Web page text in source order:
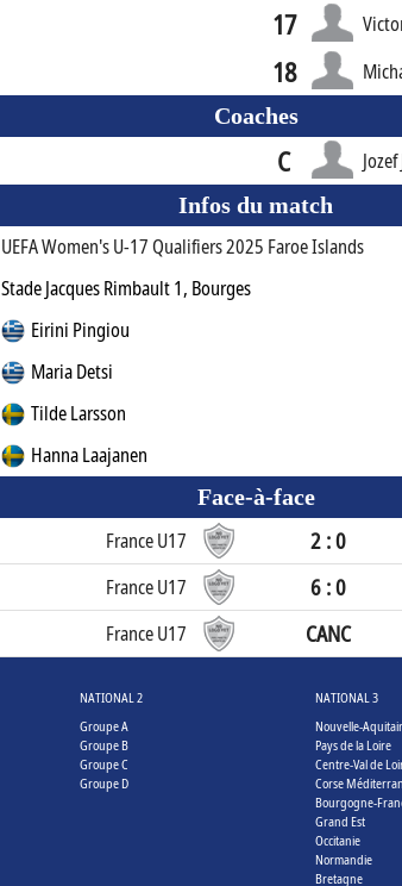
17
18
Coaches
C
Infos du match
UEFA Women's U-17 Qualifiers 2025 Faroe Islands
Stade Jacques Rimbault 1, Bourges
Eirini Pingiou
Maria Detsi
Tilde Larsson
Hanna Laajanen
Face-à-face
France U17 2 : 0
France U17 6 : 0
France U17 CANC
NATIONAL 2
Groupe A
Groupe B
Groupe C
Groupe D
NATIONAL 3
Nouvelle-
Pays de la Loire
Centre-Val de
Corse
Bourgogne-
Grand Est
Occitanie
Normandie
Bretagne